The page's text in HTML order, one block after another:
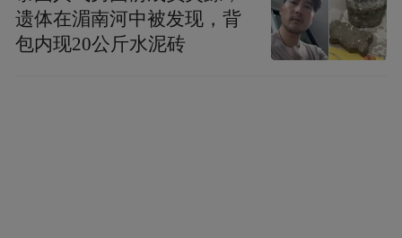
遗体在湄南河中被发现，背
包内现20公斤水泥砖